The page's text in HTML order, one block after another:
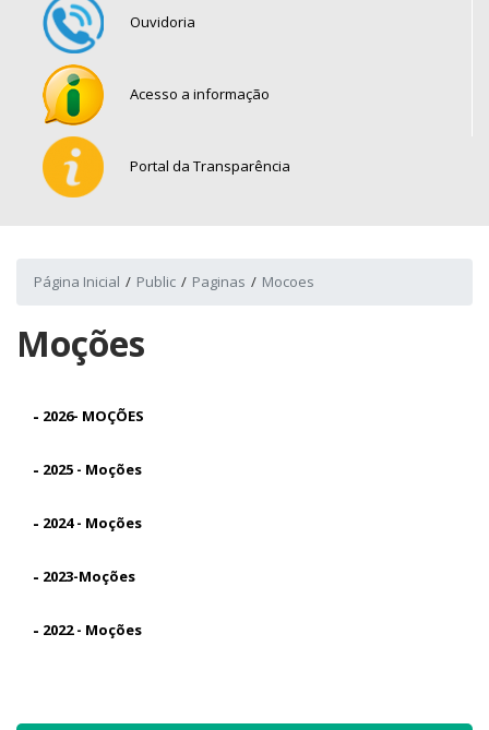
Ouvidoria
Acesso a informação
Portal da Transparência
Página Inicial Public Paginas Mocoes
Moções
- 2026- MOÇÕES
- 2025 - Moções
- 2024 - Moções
- 2023-Moções
- 2022 - Moções